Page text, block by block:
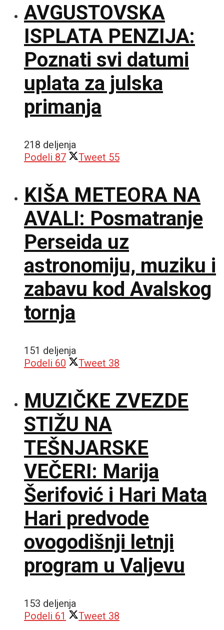
AVGUSTOVSKA
ISPLATA PENZIJA:
Poznati svi datumi
uplata za julska
primanja
218 deljenja
Podeli 87 Tweet 55
KIŠA METEORA NA
AVALI: Posmatranje
Perseida uz
astronomiju, muziku i
zabavu kod Avalskog
tornja
151 deljenja
Podeli 60 Tweet 38
MUZIČKE ZVEZDE
STIŽU NA
TEŠNJARSKE
VEČERI: Marija
Šerifović i Hari Mata
Hari predvode
ovogodišnji letnji
program u Valjevu
153 deljenja
Podeli 61 Tweet 38